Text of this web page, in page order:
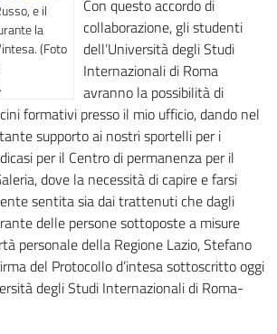
e il
la
(Foto
Con questo accordo di
collaborazione, gli studenti
dell’Università degli Studi
Internazionali di Roma
avranno la possibilità di
formativi presso il mio ufficio, dando nel
supporto ai nostri sportelli per i
per il Centro di permanenza per il
dove la necessità di capire e farsi
sentita sia dai trattenuti che dagli
delle persone sottoposte a misure
personale della Regione Lazio, Stefano
del Protocollo d’intesa sottoscritto oggi
degli Studi Internazionali di Roma-